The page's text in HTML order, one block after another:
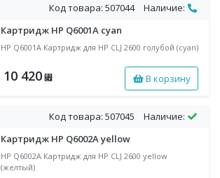
Код товара: 507044
Наличие:
Картридж HP Q6001A cyan
HP Q6001A Картридж для НР CLJ 2600 голубой (cyan)
10 420 ⃏ В корзину
Код товара: 507045
Наличие:
Картридж HP Q6002A yellow
HP Q6002A Картридж для НР CLJ 2600 yellow
(желтый)